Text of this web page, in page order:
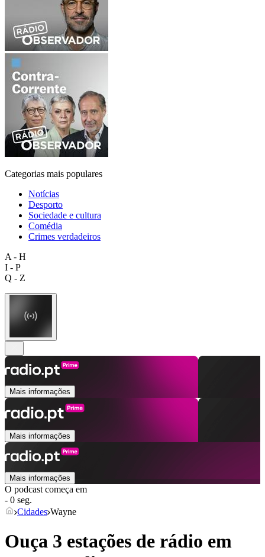
Categorias mais populares
Notícias
Desporto
Sociedade e cultura
Comédia
Crimes verdadeiros
A - H
I - P
Q - Z
Mais informações
Mais informações
Mais informações
O podcast começa em
- 0 seg.
Cidades Wayne
Ouça 3 estações de rádio em